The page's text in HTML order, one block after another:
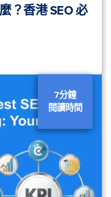
？香港 SEO 必
7分鐘
閱讀時間